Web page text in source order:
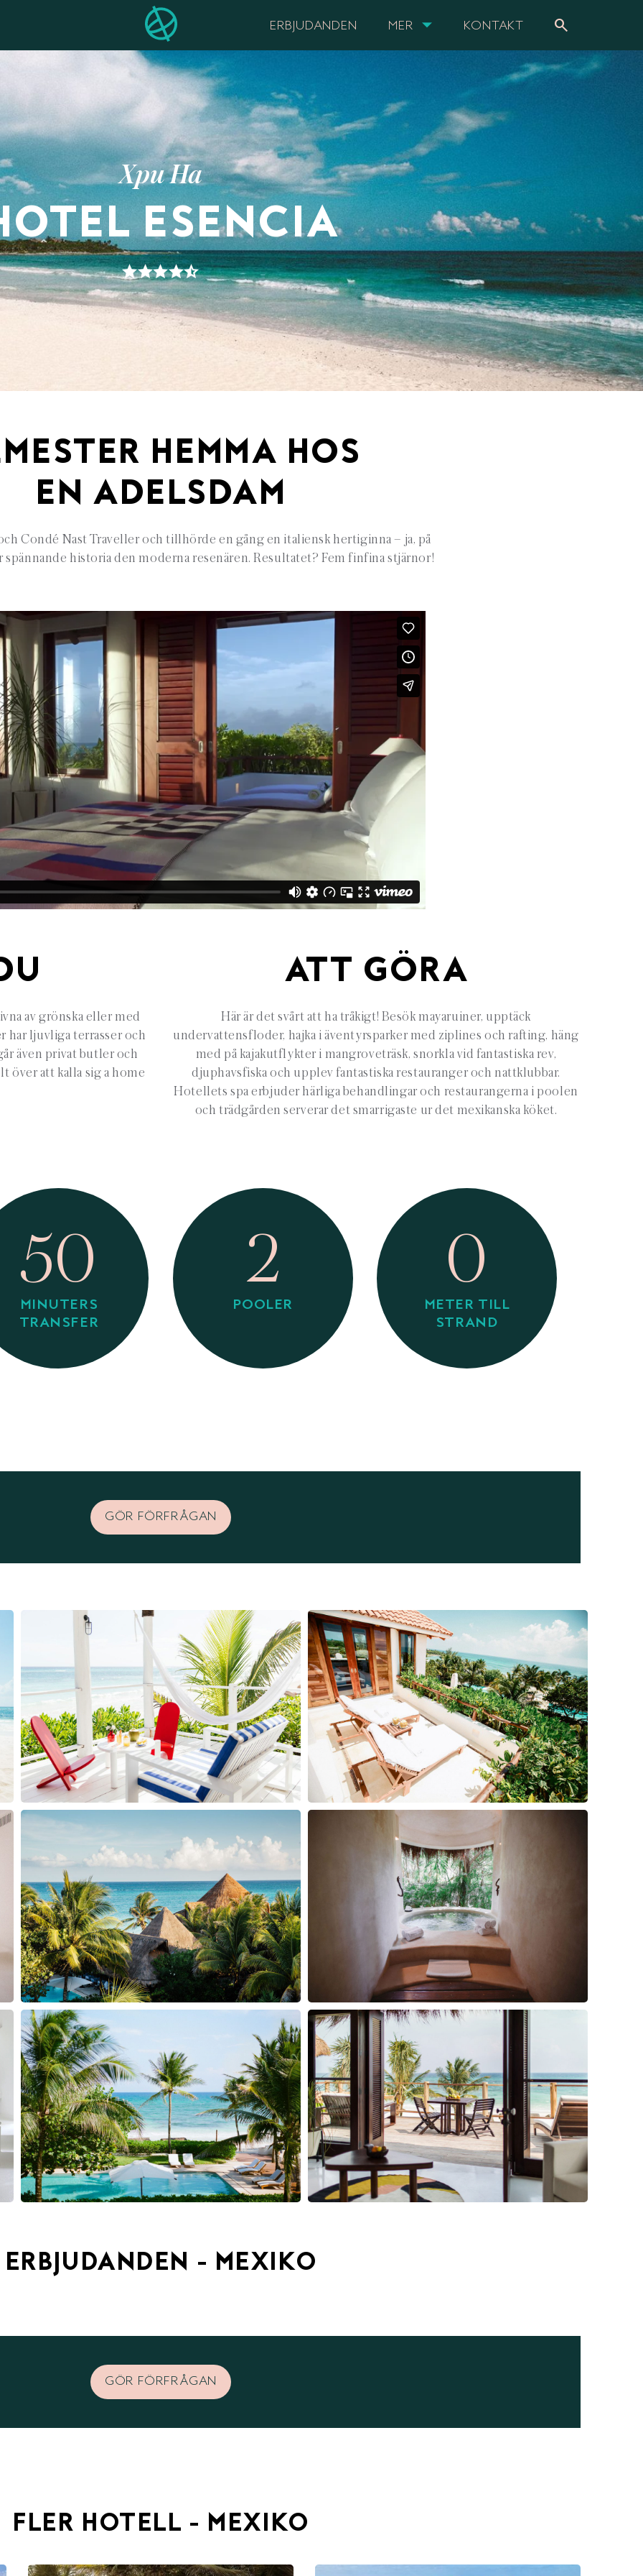
ERBJUDANDEN MER KONTAKT search
Xpu Ha
ESENCIA
HEMMA HOS
EN ADELSDAM
Condé Nast Traveller och tillhörde en gång en italiensk hertiginna – ja, på
historia den moderna resenären. Resultatet? Fem finfina stjärnor!
av grönska eller med
har ljuvliga terrasser och
även privat butler och
över att kalla sig a home
ATT GÖRA
Här är det svårt att ha tråkigt! Besök mayaruiner, upptäck
undervattensfloder, hajka i äventyrsparker med ziplines och rafting, häng
med på kajakutflykter i mangroveträsk, snorkla vid fantastiska rev,
djuphavsfiska och upplev fantastiska restauranger och nattklubbar.
Hotellets spa erbjuder härliga behandlingar och restaurangerna i poolen
och trädgården serverar det smarrigaste ur det mexikanska köket.
50
MINUTERS
TRANSFER
2
POOLER
0
METER TILL
STRAND
GÖR FÖRFRÅGAN
ERBJUDANDEN - MEXIKO
GÖR FÖRFRÅGAN
FLER HOTELL - MEXIKO